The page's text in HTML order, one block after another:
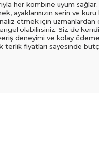
her kombine uyum
serin ve kuru
etmek için uzmanlardan
olabilirsiniz. Siz de kendi
deneyimi ve kolay
fiyatları sayesinde